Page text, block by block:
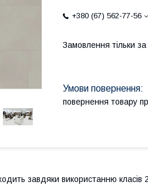
+380 (67) 562-77-56
Замовлення тільки
повернення товару
завдяки використанню